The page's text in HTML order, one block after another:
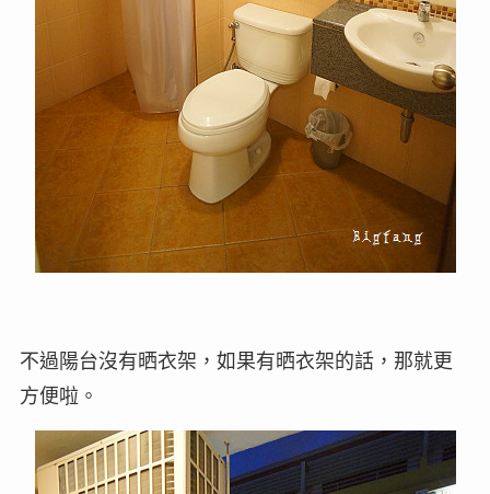
不過陽台沒有晒衣架，如果有晒衣架的話，那就更
方便啦。